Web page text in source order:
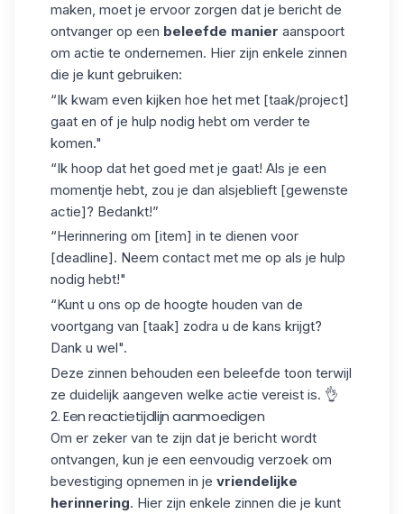
maken, moet je ervoor zorgen dat je bericht de
ontvanger op een beleefde manier aanspoort
om actie te ondernemen. Hier zijn enkele zinnen
die je kunt gebruiken:
“Ik kwam even kijken hoe het met [taak/project]
gaat en of je hulp nodig hebt om verder te
komen."
“Ik hoop dat het goed met je gaat! Als je een
momentje hebt, zou je dan alsjeblieft [gewenste
actie]? Bedankt!”
“Herinnering om [item] in te dienen voor
[deadline]. Neem contact met me op als je hulp
nodig hebt!"
“Kunt u ons op de hoogte houden van de
voortgang van [taak] zodra u de kans krijgt?
Dank u wel".
Deze zinnen behouden een beleefde toon terwijl
ze duidelijk aangeven welke actie vereist is. 👌
2. Een reactietijdlijn aanmoedigen
Om er zeker van te zijn dat je bericht wordt
ontvangen, kun je een eenvoudig verzoek om
bevestiging opnemen in je vriendelijke
herinnering. Hier zijn enkele zinnen die je kunt